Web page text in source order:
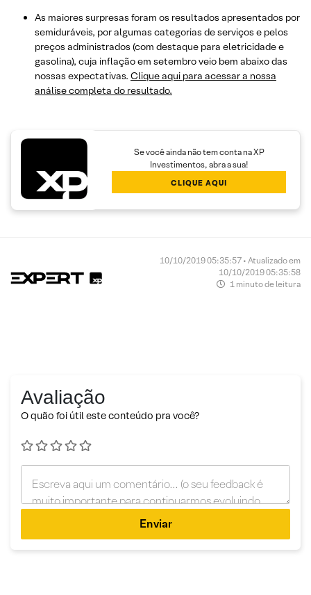
As maiores surpresas foram os resultados apresentados por
semiduráveis, por algumas categorias de serviços e pelos
preços administrados (com destaque para eletricidade e
gasolina), cuja inflação em setembro veio bem abaixo das
nossas expectativas. Clique aqui para acessar a nossa
análise completa do resultado.
Se você ainda não tem conta na XP
Investimentos, abra a sua!
CLIQUE AQUI
10/10/2019 05:35:57 • Atualizado em
10/10/2019 05:35:58
1 minuto de leitura
Avaliação
O quão foi útil este conteúdo pra você?
Enviar